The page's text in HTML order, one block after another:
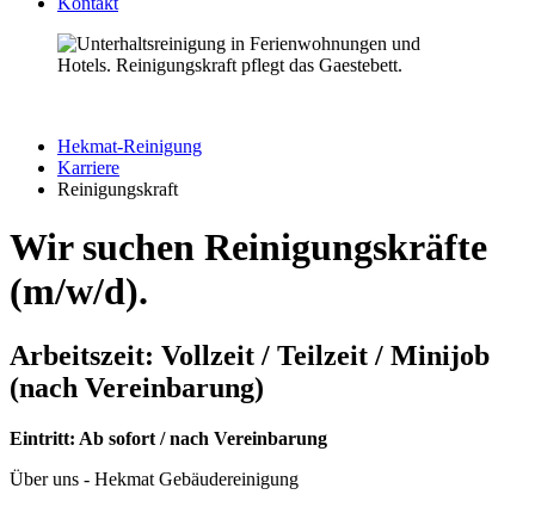
Hekmat-Reinigung
Karriere
Reinigungskraft
Wir suchen Reinigungskräfte
(m/w/d).
Arbeitszeit: Vollzeit / Teilzeit / Minijob
(nach Vereinbarung)
Eintritt: Ab sofort / nach Vereinbarung
Über uns - Hekmat Gebäudereinigung